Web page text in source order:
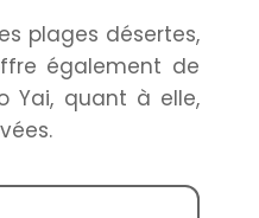
plages désertes,
également de
Yai, quant à elle,